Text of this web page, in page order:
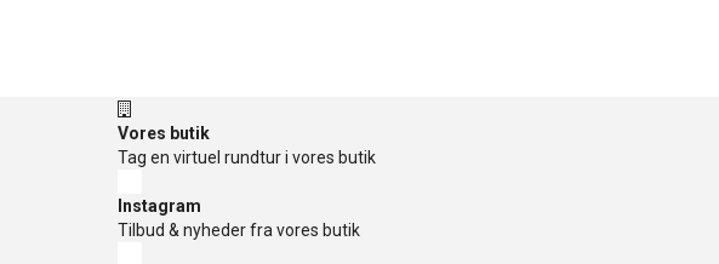
Vores butik
Tag en virtuel rundtur i vores butik
Instagram
Tilbud & nyheder fra vores butik